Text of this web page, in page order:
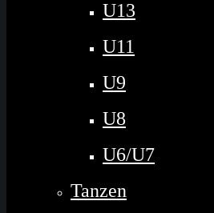
U13
U11
U9
U8
U6/U7
Tanzen